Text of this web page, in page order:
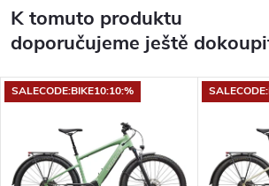
K tomuto produktu
doporučujeme ještě
SALECODE:BIKE10:10:%